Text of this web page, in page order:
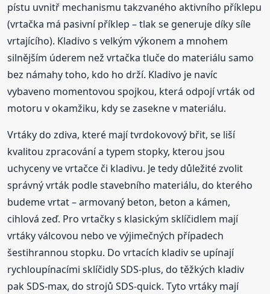
pístu uvnitř mechanismu takzvaného aktivního příklepu
(vrtačka má pasivní příklep – tlak se generuje díky síle
vrtajícího). Kladivo s velkým výkonem a mnohem
silnějším úderem než vrtačka tluče do materiálu samo
bez námahy toho, kdo ho drží. Kladivo je navíc
vybaveno momentovou spojkou, která odpojí vrták od
motoru v okamžiku, kdy se zasekne v materiálu.
Vrtáky do zdiva, které mají tvrdokovový břit, se liší
kvalitou zpracování a typem stopky, kterou jsou
uchyceny ve vrtačce či kladivu. Je tedy důležité zvolit
správný vrták podle stavebního materiálu, do kterého
budeme vrtat – armovaný beton, beton a kámen,
cihlová zeď. Pro vrtačky s klasickým sklíčidlem mají
vrtáky válcovou nebo ve výjimečných případech
šestihrannou stopku. Do vrtacích kladiv se upínají
rychloupínacími sklíčidly SDS-plus, do těžkých kladiv
pak SDS-max, do strojů SDS-quick. Tyto vrtáky mají